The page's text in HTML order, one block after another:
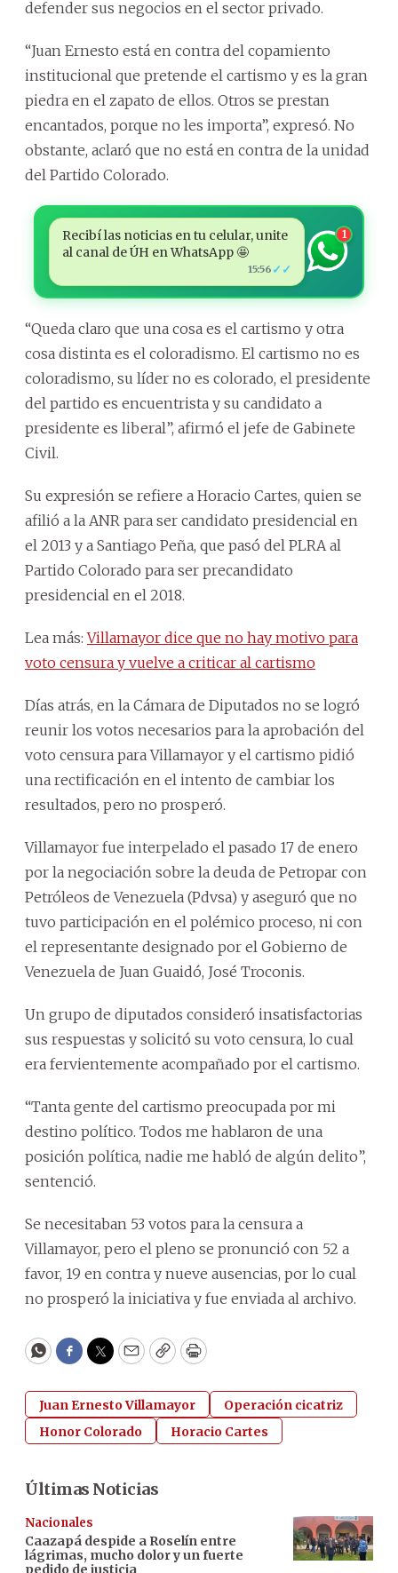
defender sus negocios en el sector privado.
“Juan Ernesto está en contra del copamiento
institucional que pretende el cartismo y es la gran
piedra en el zapato de ellos. Otros se prestan
encantados, porque no les importa”, expresó. No
obstante, aclaró que no está en contra de la unidad
del Partido Colorado.
Recibí las noticias en tu celular, unite
al canal de ÚH en WhatsApp 🤩
15:56 ✓✓
1
“Queda claro que una cosa es el cartismo y otra
cosa distinta es el coloradismo. El cartismo no es
coloradismo, su líder no es colorado, el presidente
del partido es encuentrista y su candidato a
presidente es liberal”, afirmó el jefe de Gabinete
Civil.
Su expresión se refiere a Horacio Cartes, quien se
afilió a la ANR para ser candidato presidencial en
el 2013 y a Santiago Peña, que pasó del PLRA al
Partido Colorado para ser precandidato
presidencial en el 2018.
Lea más:Villamayor dice que no hay motivo para
voto censura y vuelve a criticar al cartismo
Días atrás, en la Cámara de Diputados no se logró
reunir los votos necesarios para la aprobación del
voto censura para Villamayor y el cartismo pidió
una rectificación en el intento de cambiar los
resultados, pero no prosperó.
Villamayor fue interpelado el pasado 17 de enero
por la negociación sobre la deuda de Petropar con
Petróleos de Venezuela (Pdvsa) y aseguró que no
tuvo participación en el polémico proceso, ni con
el representante designado por el Gobierno de
Venezuela de Juan Guaidó, José Troconis.
Un grupo de diputados consideró insatisfactorias
sus respuestas y solicitó su voto censura, lo cual
era fervientemente acompañado por el cartismo.
“Tanta gente del cartismo preocupada por mi
destino político. Todos me hablaron de una
posición política, nadie me habló de algún delito”,
sentenció.
Se necesitaban 53 votos para la censura a
Villamayor, pero el pleno se pronunció con 52 a
favor, 19 en contra y nueve ausencias, por lo cual
no prosperó la iniciativa y fue enviada al archivo.
WhatsApp
Facebook
Twitter
EmailCopyPrint
Juan Ernesto Villamayor
Operación cicatriz
Honor Colorado
Horacio Cartes
Últimas Noticias
Nacionales
Caazapá despide a Roselín entre
lágrimas, mucho dolor y un fuerte
pedido de justicia